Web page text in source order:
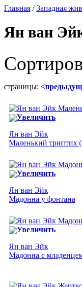
Главная /Западная
Ян ван
страницы:
Увеличить
Ян ван Эйк
Маленький триптих
Увеличить
Ян ван Эйк
Мадонна у фонтана
Увеличить
Ян ван Эйк
Мадонна с